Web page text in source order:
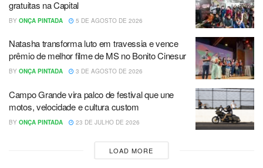
gratuitas na Capital
BY ONÇA PINTADA 5 DE AGOSTO DE 2026
Natasha transforma luto em travessia e vence
prêmio de melhor filme de MS no Bonito Cinesur
BY ONÇA PINTADA 3 DE AGOSTO DE 2026
Campo Grande vira palco de festival que une
motos, velocidade e cultura custom
BY ONÇA PINTADA 23 DE JULHO DE 2026
LOAD MORE